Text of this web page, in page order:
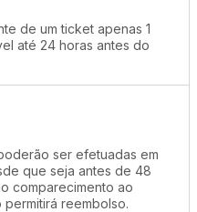
de um ticket apenas 1
até 24 horas antes do
ser efetuadas em
que seja antes de 48
comparecimento ao
reembolso.